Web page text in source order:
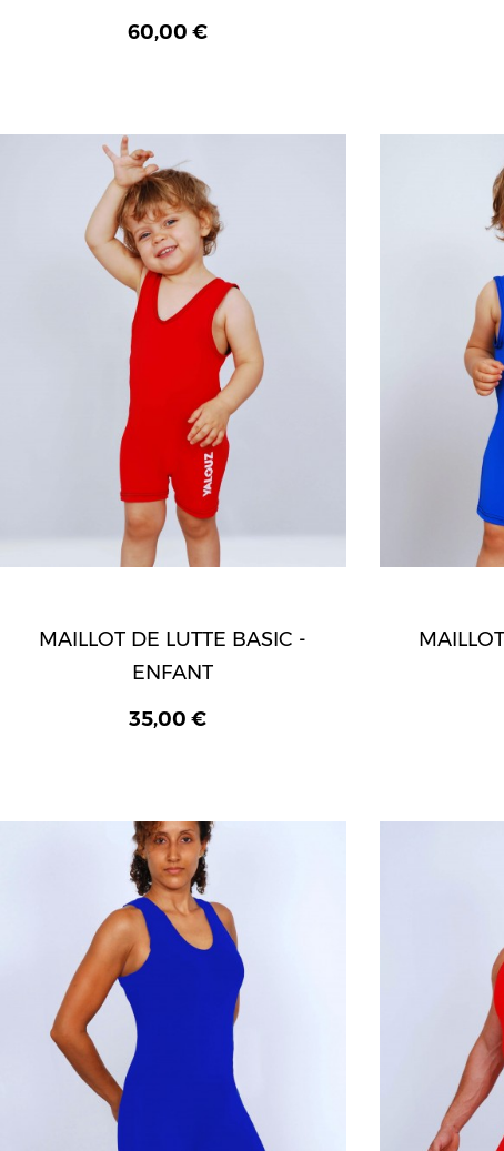
60,00 €
MAILLOT DE LUTTE BASIC -
ENFANT
35,00 €